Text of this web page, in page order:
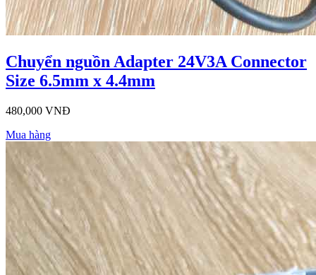
Chuyển nguồn Adapter 24V3A Connector
Size 6.5mm x 4.4mm
480,000 VNĐ
Mua hàng